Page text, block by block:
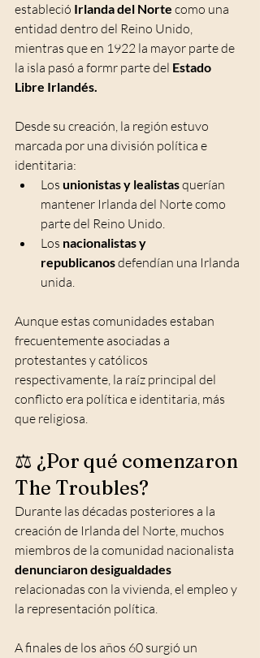
estableció Irlanda del Norte como una
entidad dentro del Reino Unido,
mientras que en 1922 la mayor parte de
la isla pasó a formr parte del Estado
Libre Irlandés.
Desde su creación, la región estuvo
marcada por una división política e
identitaria:
Los unionistas y lealistas querían
mantener Irlanda del Norte como
parte del Reino Unido.
Los nacionalistas y
republicanos defendían una Irlanda
unida.
Aunque estas comunidades estaban
frecuentemente asociadas a
protestantes y católicos
respectivamente, la raíz principal del
conflicto era política e identitaria, más
que religiosa.
⚖️ ¿Por qué comenzaron
The Troubles?
Durante las décadas posteriores a la
creación de Irlanda del Norte, muchos
miembros de la comunidad nacionalista
denunciaron desigualdades
relacionadas con la vivienda, el empleo y
la representación política.
A finales de los años 60 surgió un